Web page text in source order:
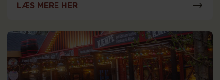
LÆS MERE HER